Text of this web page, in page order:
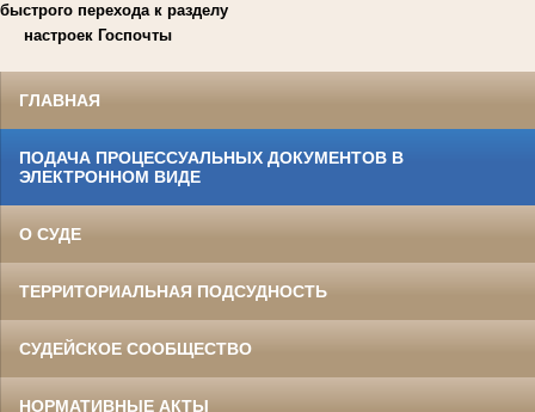
быстрого перехода к разделу
настроек Госпочты
ГЛАВНАЯ
ПОДАЧА ПРОЦЕССУАЛЬНЫХ ДОКУМЕНТОВ В
ЭЛЕКТРОННОМ ВИДЕ
О СУДЕ
ТЕРРИТОРИАЛЬНАЯ ПОДСУДНОСТЬ
СУДЕЙСКОЕ СООБЩЕСТВО
НОРМАТИВНЫЕ АКТЫ